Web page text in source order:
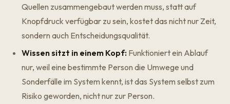
Quellen zusammengebaut werden muss, statt auf
Knopfdruck verfügbar zu sein, kostet das nicht nur Zeit,
sondern auch Entscheidungsqualität.
Wissen sitzt in einem Kopf: Funktioniert ein Ablauf
nur, weil eine bestimmte Person die Umwege und
Sonderfälle im System kennt, ist das System selbst zum
Risiko geworden, nicht nur zur Person.